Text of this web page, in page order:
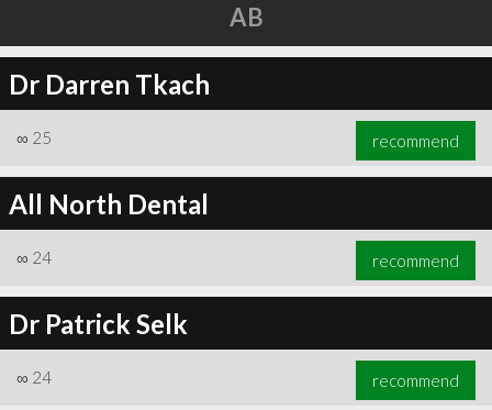
AB
Dr Darren Tkach
∞ 25 recommend
All North Dental
∞ 24 recommend
Dr Patrick Selk
∞ 24 recommend